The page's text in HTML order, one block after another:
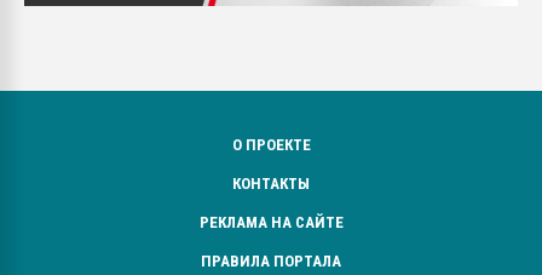
О ПРОЕКТЕ
КОНТАКТЫ
РЕКЛАМА НА САЙТЕ
ПРАВИЛА ПОРТАЛА